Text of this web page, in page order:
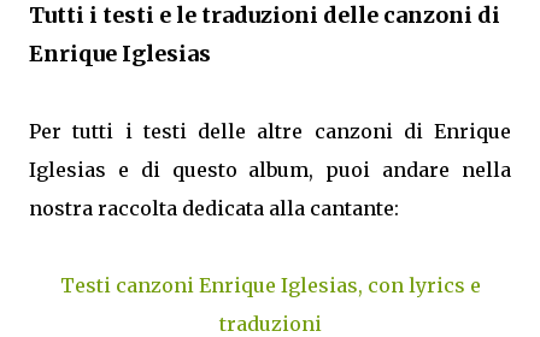
Tutti i testi e le traduzioni delle canzoni di
Enrique Iglesias
Per tutti i testi delle altre canzoni di Enrique
Iglesias e di questo album, puoi andare nella
nostra raccolta dedicata alla cantante:
Testi canzoni Enrique Iglesias, con lyrics e
traduzioni